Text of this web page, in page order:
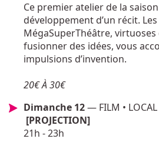
Ce premier atelier de la
développement d’un récit.
MégaSuperThéâtre, virtuoses
fusionner des idées, vous
impulsions d’invention.
20€ À 30€
Dimanche 12— FILM •
[PROJECTION]
21h - 23h